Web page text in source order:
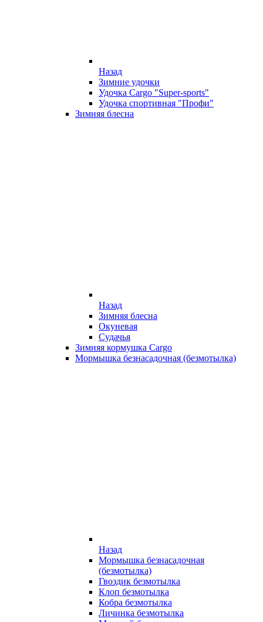
Назад
Зимние удочки
Удочка Cargo "Super-sports"
Удочка спортивная "Профи"
Зимняя блесна
Назад
Зимняя блесна
Окуневая
Судачья
Зимняя кормушка Cargo
Мормышка безнасадочная (безмотылка)
Назад
Мормышка безнасадочная
(безмотылка)
Гвоздик безмотылка
Клоп безмотылка
Кобра безмотылка
Личинка безмотылка